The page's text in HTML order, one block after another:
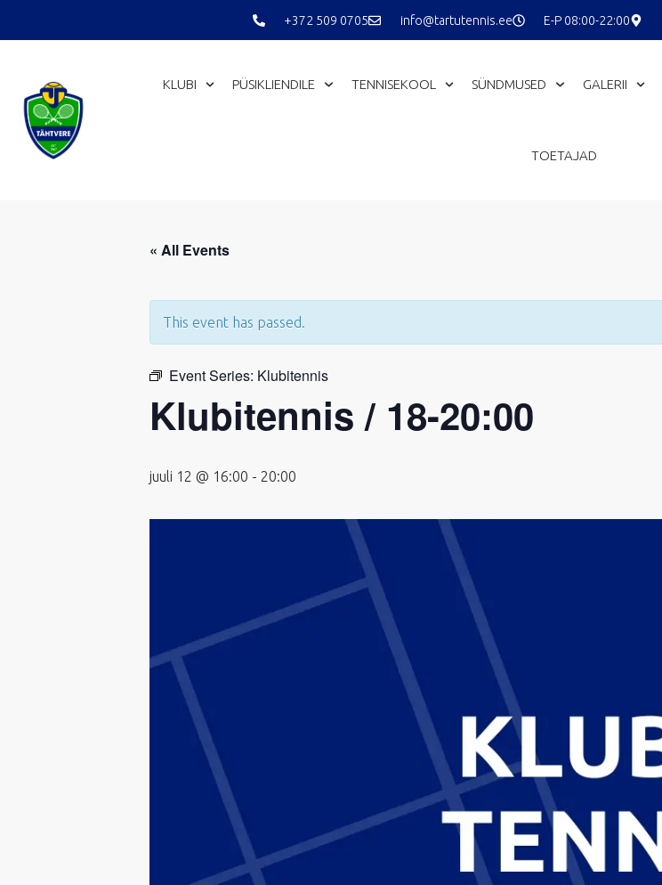
to
+372 509 0705 info@tartutennis.ee E-P 08:00-22:00
KLUBI PÜSIKLIENDILE TENNISEKOOL SÜNDMUSED GALERII
TOETAJAD
« All Events
This event has passed.
Event Series: Klubitennis
Klubitennis / 18-20:00
juuli 12 @ 16:00 - 20:00